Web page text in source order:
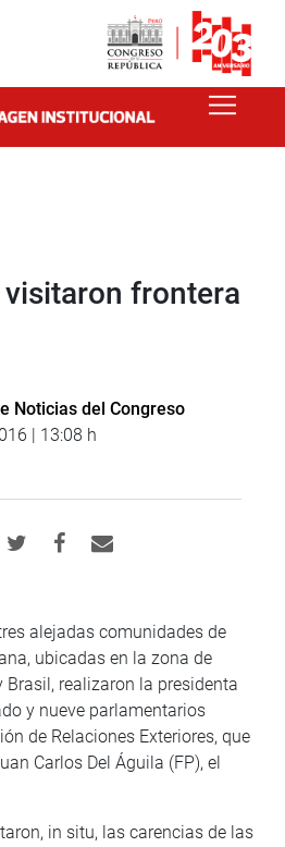
frontera
Noticias del Congreso
| 13:08 h
alejadas comunidades de
ubicadas en la zona de
realizaron la presidenta
y nueve parlamentarios
de Relaciones Exteriores, que
Carlos Del Águila (FP), el
in situ, las carencias de las